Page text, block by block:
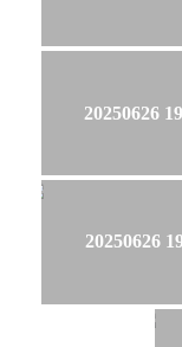
20250626
20250626